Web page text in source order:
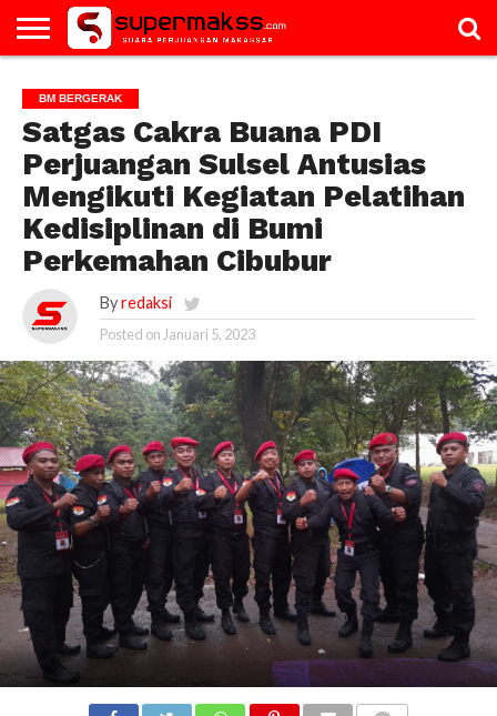
GALERI
ARTIKEL
BM
BERGERAK
PAC
PROFILE
VIDEO
BM BERGERAK
Satgas Cakra Buana PDI
Perjuangan Sulsel Antusias
Mengikuti Kegiatan Pelatihan
Kedisiplinan di Bumi
Perkemahan Cibubur
By redaksi
Posted on Januari 5, 2023